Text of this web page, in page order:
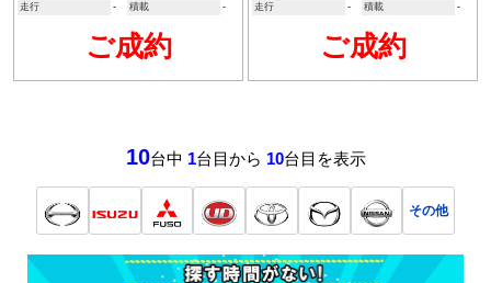
走行
- 積載 -
ご成約
走行
- 積載 -
ご成約
10台中 1台目から 10台目を表示
その他